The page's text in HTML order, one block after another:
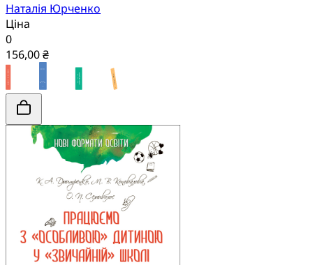
Наталія Юрченко
Ціна
0
156,00 ₴